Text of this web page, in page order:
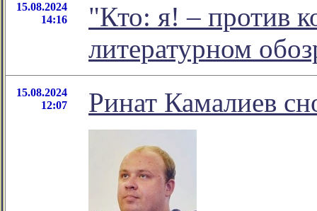
15.08.2024
14:16
"Кто: я! – против
литературном
15.08.2024
12:07
Ринат Камалиев